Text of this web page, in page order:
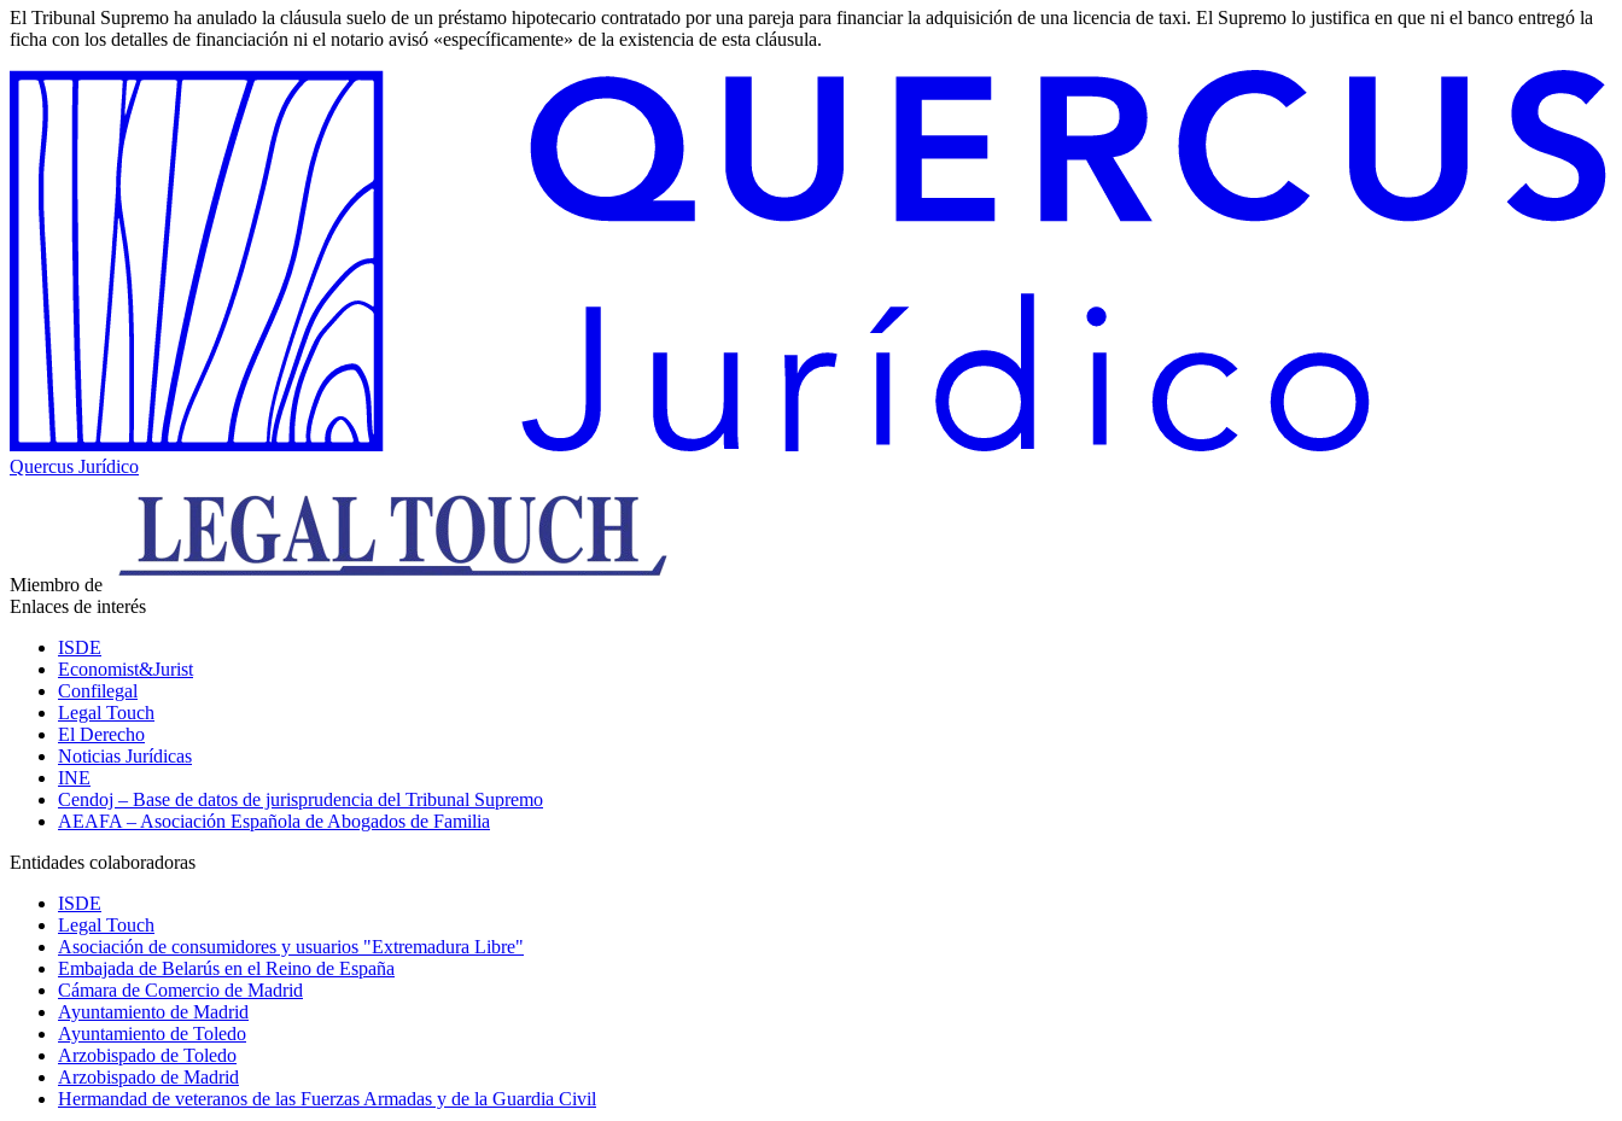
El Tribunal Supremo ha anulado la cláusula suelo de un préstamo hipotecario contratado por una pareja para financiar la adquisición de una licencia de taxi. El Supremo lo justifica en que ni el banco entregó la
ficha con los detalles de financiación ni el notario avisó «específicamente» de la existencia de esta cláusula.
Quercus Jurídico
Miembro de
Enlaces de interés
ISDE
Economist&Jurist
Confilegal
Legal Touch
El Derecho
Noticias Jurídicas
INE
Cendoj – Base de datos de jurisprudencia del Tribunal Supremo
AEAFA – Asociación Española de Abogados de Familia
Entidades colaboradoras
ISDE
Legal Touch
Asociación de consumidores y usuarios "Extremadura Libre"
Embajada de Belarús en el Reino de España
Cámara de Comercio de Madrid
Ayuntamiento de Madrid
Ayuntamiento de Toledo
Arzobispado de Toledo
Arzobispado de Madrid
Hermandad de veteranos de las Fuerzas Armadas y de la Guardia Civil